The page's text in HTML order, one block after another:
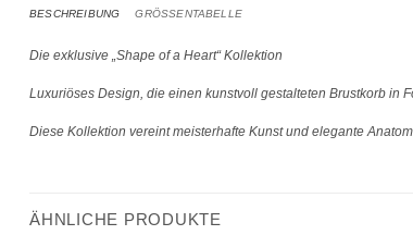
BESCHREIBUNG GRÖSSENTABELLE
Die exklusive „Shape of a Heart“ Kollektion
Luxuriöses Design, die einen kunstvoll gestalteten Brustkorb in
Diese Kollektion vereint meisterhafte Kunst und elegante
ÄHNLICHE PRODUKTE